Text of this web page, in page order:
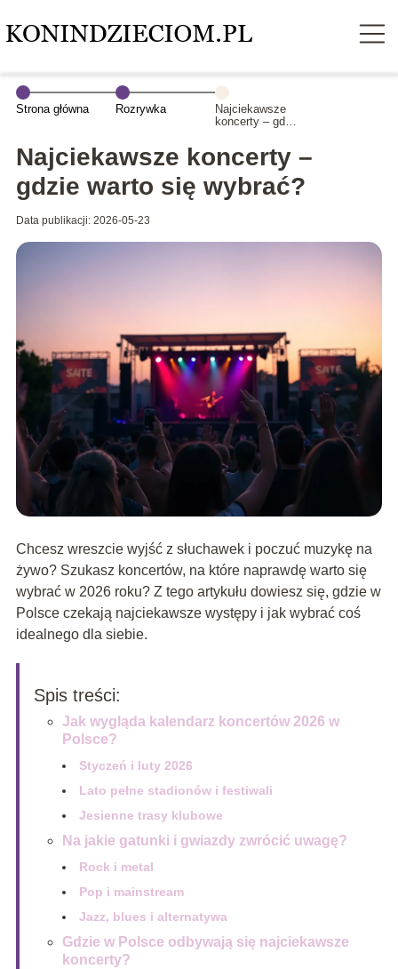
Strona główna Rozrywka
Najciekawsze
koncerty – gdzie
Najciekawsze koncerty –
gdzie warto się wybrać?
Data publikacji: 2026-05-23
Chcesz wreszcie wyjść z słuchawek i poczuć muzykę na
żywo? Szukasz koncertów, na które naprawdę warto się
wybrać w 2026 roku? Z tego artykułu dowiesz się, gdzie w
Polsce czekają najciekawsze występy i jak wybrać coś
idealnego dla siebie.
Spis treści:
Jak wygląda kalendarz koncertów 2026 w
Polsce?
Styczeń i luty 2026
Lato pełne stadionów i festiwali
Jesienne trasy klubowe
Na jakie gatunki i gwiazdy zwrócić uwagę?
Rock i metal
Pop i mainstream
Jazz, blues i alternatywa
Gdzie w Polsce odbywają się najciekawsze
koncerty?